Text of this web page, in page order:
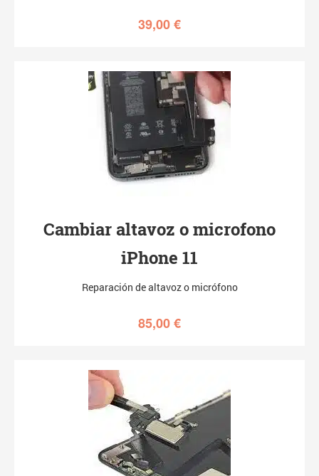
39,00€
Cambiar altavoz o microfono
iPhone 11
Reparación de altavoz o micrófono
85,00€